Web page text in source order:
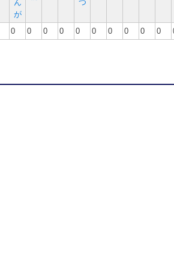
ん
が
つ
0 0 0 0 0 0 0 0 0 0